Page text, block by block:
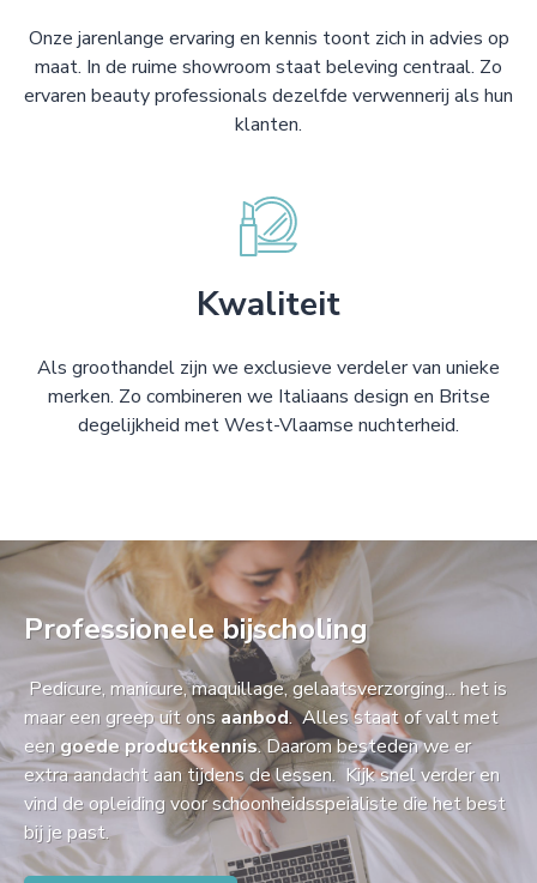
Onze jarenlange ervaring en kennis toont zich in advies op
maat. In de ruime showroom staat beleving centraal. Zo
ervaren beauty professionals dezelfde verwennerij als hun
klanten.
Kwaliteit
Als groothandel zijn we exclusieve verdeler van unieke
merken. Zo combineren we Italiaans design en Britse
degelijkheid met West-Vlaamse nuchterheid.
Professionele bijscholing
Pedicure, manicure, maquillage, gelaatsverzorging... het is
maar een greep uit ons aanbod. Alles staat of valt met
eengoede productkennis. Daarom besteden we er
extra aandacht aan tijdens de lessen. Kijk snel verder en
vind de opleiding voor schoonheidsspeialiste die het best
bij je past.